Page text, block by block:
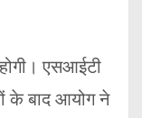
होगी। एसआईटी
के बाद आयोग ने